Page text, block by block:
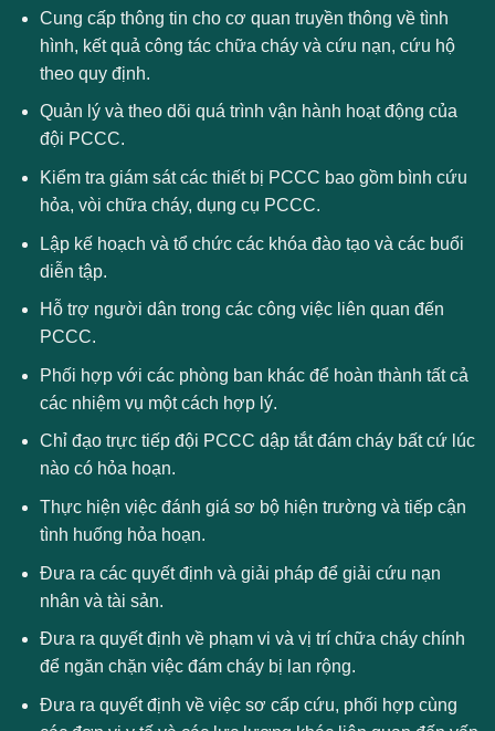
Cung cấp thông tin cho cơ quan truyền thông về tình
hình, kết quả công tác chữa cháy và cứu nạn, cứu hộ
theo quy định.
Quản lý và theo dõi quá trình vận hành hoạt động của
đội PCCC.
Kiểm tra giám sát các thiết bị PCCC bao gồm bình cứu
hỏa, vòi chữa cháy, dụng cụ PCCC.
Lập kế hoạch và tổ chức các khóa đào tạo và các buổi
diễn tập.
Hỗ trợ người dân trong các công việc liên quan đến
PCCC.
Phối hợp với các phòng ban khác để hoàn thành tất cả
các nhiệm vụ một cách hợp lý.
Chỉ đạo trực tiếp đội PCCC dập tắt đám cháy bất cứ lúc
nào có hỏa hoạn.
Thực hiện việc đánh giá sơ bộ hiện trường và tiếp cận
tình huống hỏa hoạn.
Đưa ra các quyết định và giải pháp để giải cứu nạn
nhân và tài sản.
Đưa ra quyết định về phạm vi và vị trí chữa cháy chính
để ngăn chặn việc đám cháy bị lan rộng.
Đưa ra quyết định về việc sơ cấp cứu, phối hợp cùng